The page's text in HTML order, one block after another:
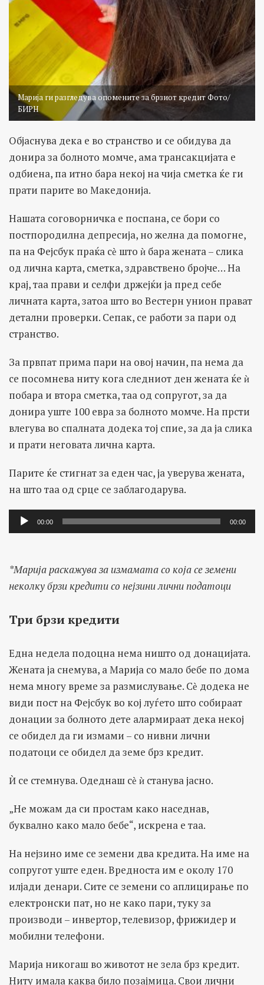
Марија ги разгледува опомените за брзиот кредит Фото/
БИРН
Објаснува дека е во странство и се обидува да
донира за болното момче, ама трансакцијата е
одбиена, па итно бара некој на чија сметка ќе ги
прати парите во Македонија.
Нашата соговорничка е поспана, се бори со
постпородилна депресија, но желна да помогне,
па на Фејсбук праќа сѐ што ѝ бара жената – слика
од лична карта, сметка, здравствено бројче… На
крај, таа прави и селфи држејќи ја пред себе
личната карта, затоа што во Вестерн унион прават
детални проверки. Сепак, се работи за пари од
странство.
За првпат прима пари на овој начин, па нема да
се посомнева ниту кога следниот ден жената ќе ѝ
побара и втора сметка, таа од сопругот, за да
донира уште 100 евра за болното момче. На прсти
влегува во спалната додека тој спие, за да ја слика
и прати неговата лична карта.
Парите ќе стигнат за еден час, ја уверува жената,
на што таа од срце се заблагодарува.
Аудио
плејер
00:00 00:00
*Марија раскажува за измамата со која се земени
неколку брзи кредити со нејзини лични податоци
Три брзи кредити
Една недела подоцна нема ништо од донацијата.
Жената ја снемува, а Марија со мало бебе по дома
нема многу време за размислување. Сѐ додека не
види пост на Фејсбук во кој луѓето што собираат
донации за болното дете алармираат дека некој
се обидел да ги измами – со нивни лични
податоци се обидел да земе брз кредит.
Ѝ се стемнува. Одеднаш сѐ ѝ станува јасно.
„Не можам да си простам како наседнав,
буквално како мало бебе“, искрена е таа.
На нејзино име се земени два кредита. На име на
сопругот уште еден. Вредноста им е околу 170
илјади денари. Сите се земени со аплицирање по
електронски пат, но не како пари, туку за
производи – инвертор, телевизор, фрижидер и
мобилни телефони.
Марија никогаш во животот не зела брз кредит.
Ниту имала каква било позајмица. Свои лични